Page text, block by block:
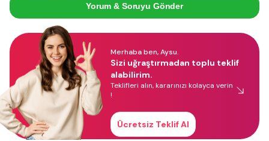
Yorum & Soruyu Gönder
Merhaba ben, Aysu.
Sizi uğraştırmadan toplu teklif
alabilirim.
Teklifleri alın, kararınızı kolayca verin
!
Ücretsiz Teklif Al